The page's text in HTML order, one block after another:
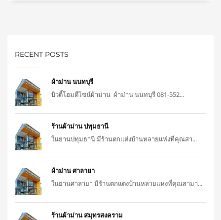
RECENT POSTS
ผ้าม่าน นนทบุรี
บิวตี้โฮมดีไซน์ผ้าม่าน ผ้าม่าน นนทบุรี 081-552...
ร้านผ้าม่าน ปทุมธานี
ในย่านปทุมธานี มีร้านตกแต่งบ้านหลายแห่งที่คุณสา...
ผ้าม่าน ศาลายา
ในย่านศาลายา มีร้านตกแต่งบ้านหลายแห่งที่คุณสามา...
ร้านผ้าม่าน สมุทรสงคราม